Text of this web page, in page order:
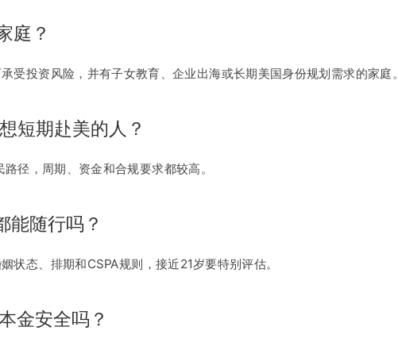
庭？
受投资风险，并有子女教育、企业出海或长期美国身份规划需求的家庭。
短期赴美的人？
径，周期、资金和合规要求都较高。
能随行吗？
状态、排期和CSPA规则，接近21岁要特别评估。
金安全吗？